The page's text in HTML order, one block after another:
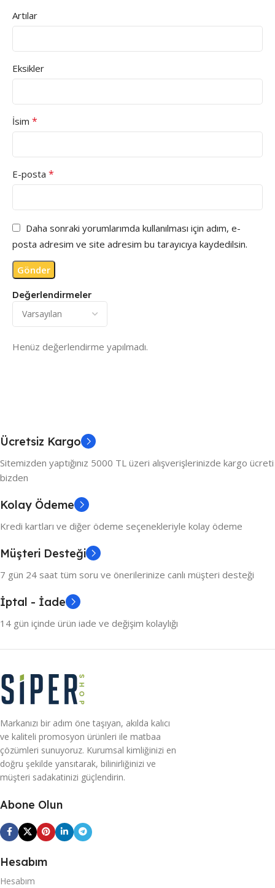
Değerlendirmeler
Henüz değerlendirme yapılmadı.
Artılar
Eksikler
İsim *
E-posta *
Daha sonraki yorumlarımda kullanılması için adım, e-
posta adresim ve site adresim bu tarayıcıya kaydedilsin.
Ücretsiz Kargo
Sitemizden yaptığınız 5000 TL üzeri alışverişlerinizde kargo ücreti
bizden
Kolay Ödeme
Kredi kartları ve diğer ödeme seçenekleriyle kolay ödeme
Müşteri Desteği
7 gün 24 saat tüm soru ve önerilerinize canlı müşteri desteği
İptal - İade
14 gün içinde ürün iade ve değişim kolaylığı
Markanızı bir adım öne taşıyan, akılda kalıcı
ve kaliteli promosyon ürünleri ile matbaa
çözümleri sunuyoruz. Kurumsal kimliğinizi en
doğru şekilde yansıtarak, bilinirliğinizi ve
müşteri sadakatinizi güçlendirin.
Abone Olun
Hesabım
Hesabım